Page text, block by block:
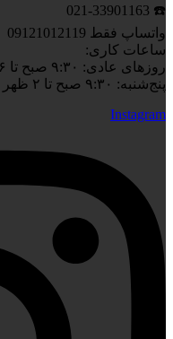
☎️ 021-33901163
واتساپ فقط 09121012119
ساعات کاری:
روزهای عادی: ۹:۳۰ صبح تا ۶ عصر
پنج‌شنبه: ۹:۳۰ صبح تا ۲ ظهر
Instagram